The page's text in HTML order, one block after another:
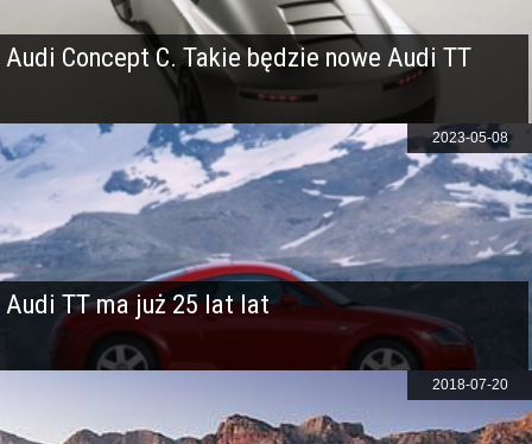
Audi Concept C. Takie będzie nowe Audi TT
Audi TT ma już 25 lat lat
2023-05-08
2018-07-20